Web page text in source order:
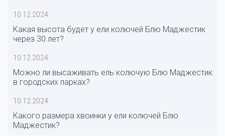
10.12.2024
Какая высота будет у ели колючей Блю Маджестик
через 30 лет?
10.12.2024
Можно ли высаживать ель колючую Блю Маджестик
в городских парках?
10.12.2024
Какого размера хвоинки у ели колючей Блю
Маджестик?